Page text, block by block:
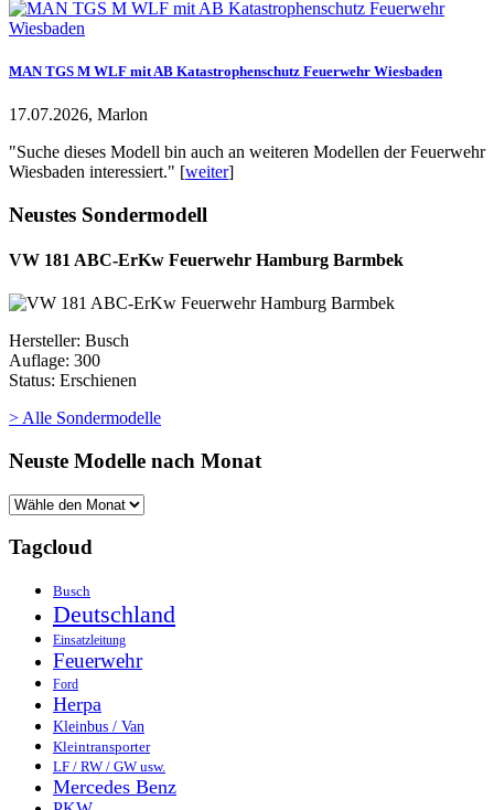
MAN TGS M WLF mit AB Katastrophenschutz Feuerwehr Wiesbaden
17.07.2026, Marlon
"Suche dieses Modell bin auch an weiteren Modellen der Feuerwehr
Wiesbaden interessiert." [weiter]
Neustes Sondermodell
VW 181 ABC-ErKw Feuerwehr Hamburg Barmbek
Hersteller: Busch
Auflage: 300
Status: Erschienen
> Alle Sondermodelle
Neuste Modelle nach Monat
Tagcloud
Busch
Deutschland
Einsatzleitung
Feuerwehr
Ford
Herpa
Kleinbus / Van
Kleintransporter
LF / RW / GW usw.
Mercedes Benz